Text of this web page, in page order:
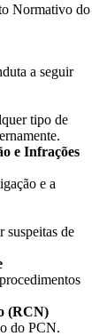
Normativo do
a seguir
tipo de
e Infrações
e a
suspeitas de
(RCN)
do PCN.